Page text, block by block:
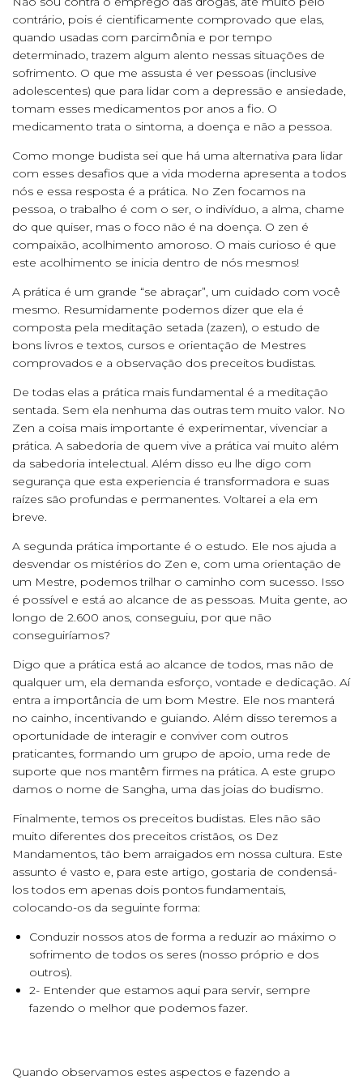
contrário, pois é cientificamente comprovado que elas,
quando usadas com parcimônia e por tempo
determinado, trazem algum alento nessas situações de
sofrimento. O que me assusta é ver pessoas (inclusive
adolescentes) que para lidar com a depressão e ansiedade,
tomam esses medicamentos por anos a fio. O
medicamento trata o sintoma, a doença e não a pessoa.
Como monge budista sei que há uma alternativa para lidar
com esses desafios que a vida moderna apresenta a todos
nós e essa resposta é a prática. No Zen focamos na
pessoa, o trabalho é com o ser, o indivíduo, a alma, chame
do que quiser, mas o foco não é na doença. O zen é
compaixão, acolhimento amoroso. O mais curioso é que
este acolhimento se inicia dentro de nós mesmos!
A prática é um grande “se abraçar”, um cuidado com você
mesmo. Resumidamente podemos dizer que ela é
composta pela meditação setada (zazen), o estudo de
bons livros e textos, cursos e orientação de Mestres
comprovados e a observação dos preceitos budistas.
De todas elas a prática mais fundamental é a meditação
sentada. Sem ela nenhuma das outras tem muito valor. No
Zen a coisa mais importante é experimentar, vivenciar a
prática. A sabedoria de quem vive a prática vai muito além
da sabedoria intelectual. Além disso eu lhe digo com
segurança que esta experiencia é transformadora e suas
raízes são profundas e permanentes. Voltarei a ela em
breve.
A segunda prática importante é o estudo. Ele nos ajuda a
desvendar os mistérios do Zen e, com uma orientação de
um Mestre, podemos trilhar o caminho com sucesso. Isso
é possível e está ao alcance de as pessoas. Muita gente, ao
longo de 2.600 anos, conseguiu, por que não
conseguiríamos?
Digo que a prática está ao alcance de todos, mas não de
qualquer um, ela demanda esforço, vontade e dedicação. Aí
entra a importância de um bom Mestre. Ele nos manterá
no cainho, incentivando e guiando. Além disso teremos a
oportunidade de interagir e conviver com outros
praticantes, formando um grupo de apoio, uma rede de
suporte que nos mantêm firmes na prática. A este grupo
damos o nome de Sangha, uma das joias do budismo.
Finalmente, temos os preceitos budistas. Eles não são
muito diferentes dos preceitos cristãos, os Dez
Mandamentos, tão bem arraigados em nossa cultura. Este
assunto é vasto e, para este artigo, gostaria de condensá-
los todos em apenas dois pontos fundamentais,
colocando-os da seguinte forma:
Conduzir nossos atos de forma a reduzir ao máximo o
sofrimento de todos os seres (nosso próprio e dos
outros).
2- Entender que estamos aqui para servir, sempre
fazendo o melhor que podemos fazer.
Quando observamos estes aspectos e fazendo a